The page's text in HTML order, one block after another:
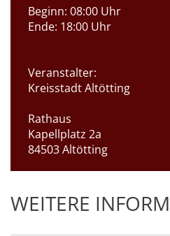
Beginn: 08:00 Uhr
Ende: 18:00 Uhr
Veranstalter:
Kreisstadt Altötting
Rathaus
Kapellplatz 2a
84503 Altötting
WEITERE